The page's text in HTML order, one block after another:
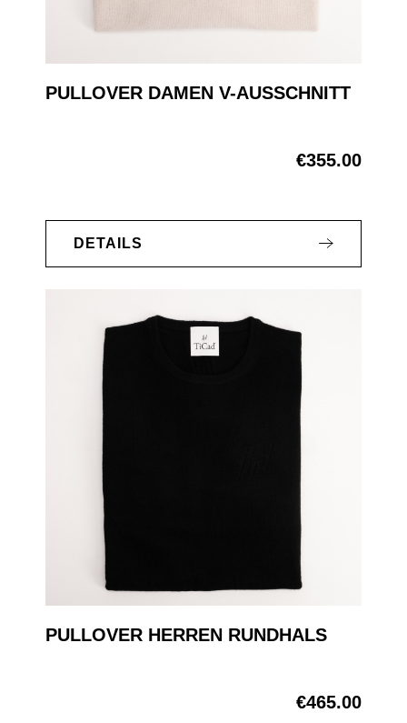
PULLOVER DAMEN V-AUSSCHNITT
€355.00
DETAILS
PULLOVER HERREN RUNDHALS
€465.00